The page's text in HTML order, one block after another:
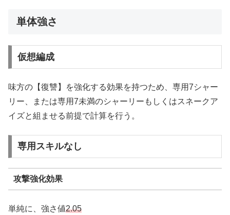
単体強さ
仮想編成
味方の【復讐】を強化する効果を持つため、専用7シャー
リー、または専用7未満のシャーリーもしくはスネークア
イズと組ませる前提で計算を行う。
専用スキルなし
攻撃強化効果
単純に、強さ値2.05